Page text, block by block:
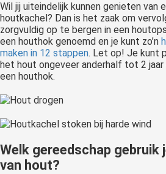
Wil jij uiteindelijk kunnen genieten van
houtkachel? Dan is het zaak om
zorgvuldig op te bergen in een
een houthok genoemd en je kunt zo’n
maken in 12 stappen. Let op! Je kunt
het hout ongeveer anderhalf tot 2
een houthok.
Welk gereedschap gebruik
van hout?